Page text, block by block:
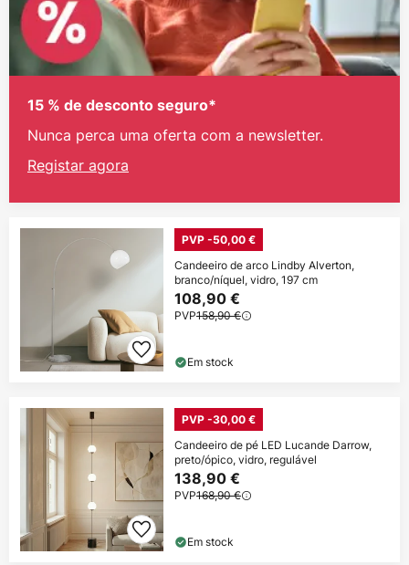
15 % de desconto seguro*
Nunca perca uma oferta com a newsletter.
Registar agora
PVP -50,00 €
Candeeiro de arco Lindby Alverton,
branco/níquel, vidro, 197 cm
108,90 €
PVP158,90 €
Em stock
PVP -30,00 €
Candeeiro de pé LED Lucande Darrow,
preto/ópico, vidro, regulável
138,90 €
PVP168,90 €
Em stock